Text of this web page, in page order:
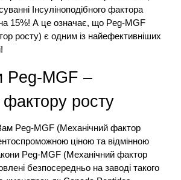
Інсуліноподібного фактора
15%! А це означає, що Peg-MGF
росту) є одним із найефективніших
Peg-MGF –
росту
Peg-MGF (Механічний фактор
ціною та відмінною
Peg-MGF (Механічний фактор
безпосередньо на заводі такого